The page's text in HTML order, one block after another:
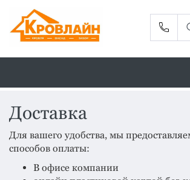
Доставка
Для вашего удобства, мы
способов оплаты:
В офисе компании